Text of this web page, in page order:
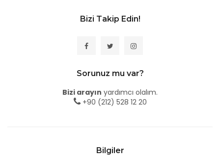
Bizi Takip Edin!
Sorunuz mu var?
Bizi arayın yardımcı olalım.
+90 (212) 528 12 20
Bilgiler